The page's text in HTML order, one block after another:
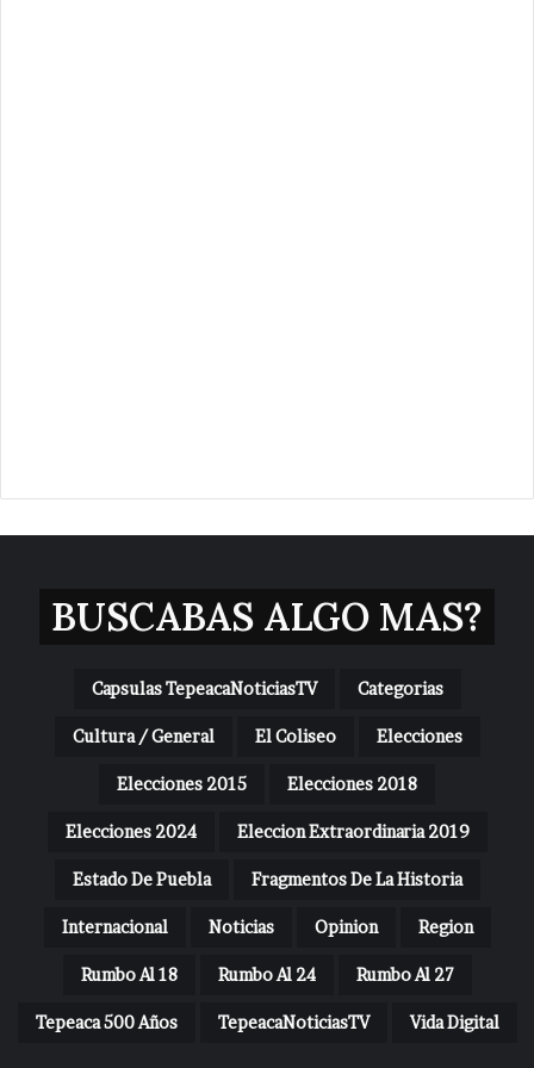
BUSCABAS ALGO MAS?
Capsulas TepeacaNoticiasTV Categorias
Cultura / General El Coliseo Elecciones
Elecciones 2015 Elecciones 2018
Elecciones 2024 Eleccion Extraordinaria 2019
Estado De Puebla Fragmentos De La Historia
Internacional Noticias Opinion Region
Rumbo Al 18 Rumbo Al 24 Rumbo Al 27
Tepeaca 500 Años TepeacaNoticiasTV Vida Digital